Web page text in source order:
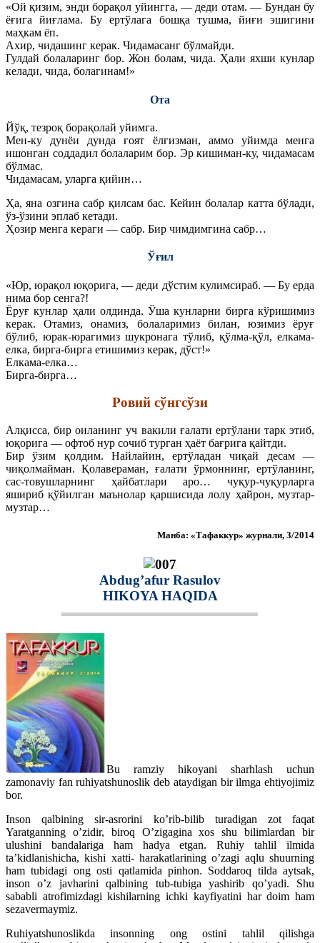
«Ой қизим, энди борақол уйингга, — деди отам. — Бундан бу
ёғига йиғлама. Бу ертўлага бошқа тушма, йиғи эшигини
маҳкам ёп.
Ахир, чидашинг керак. Чидамасанг бўлмайди.
Гулдай болаларинг бор. Жон болам, чида. Ҳали яхши кунлар
келади, чида, болагинам!»
Ота
Йўқ, тезроқ борақолай уйимга.
Мен-ку дунёи дунда ғоят ёлғизман, аммо уйимда менга
ишонган соддадил болаларим бор. Эр кишиман-ку, чидамасам
бўлмас.
Чидамасам, уларга қийин…
Ҳа, яна озгина сабр қилсам бас. Кейин болалар катта бўлади,
ўз-ўзини эплаб кетади.
Ҳозир менга кераги — сабр. Бир чимдимгина сабр…
Ўғил
«Юр, юрақол юқорига, — деди дўстим кулимсираб. — Бу ерда
нима бор сенга?!
Ёруғ кунлар ҳали олдинда. Ўша кунларни бирга кўришимиз
керак. Отамиз, онамиз, болаларимиз билан, юзимиз ёруғ
бўлиб, юрак-юрагимиз шукронага тўлиб, қўлма-қўл, елкама-
елка, бирга-бирга етишимиз керак, дўст!»
Елкама-елка…
Бирга-бирга…
Ровий сўнгсўзи
Алқисса, бир оиланинг уч вакили ғалати ертўлани тарк этиб,
юқорига — офтоб нур сочиб турган ҳаёт бағрига қайтди.
Бир ўзим қолдим. Найлайин, ертўладан чиқай десам —
чиқолмайман. Қолавераман, ғалати ўрмоннинг, ертўланинг,
сас-товушларнинг ҳайбатлари аро… чуқур-чуқурларга
яшириб қўйилган маънолар қаршисида лолу ҳайрон, музтар-
музтар…
Манба: «Тафаккур» журнали, 3/2014
Abdug’afur Rasulov
HIKOYA HAQIDA
Bu ramziy hikoyani sharhlash uchun
zamonaviy fan ruhiyatshunoslik deb ataydigan bir ilmga ehtiyojimiz
bor.
Inson qalbining sir-asrorini ko’rib-bilib turadigan zot faqat
Yaratganning o’zidir, biroq O’zigagina xos shu bilimlardan bir
ulushini bandalariga ham hadya etgan. Ruhiy tahlil ilmida
ta’kidlanishicha, kishi xatti- harakatlarining o’zagi aqlu shuurning
ham tubidagi ong osti qatlamida pinhon. Soddaroq tilda aytsak,
inson o’z javharini qalbining tub-tubiga yashirib qo’yadi. Shu
sababli atrofimizdagi kishilarning ichki kayfiyatini har doim ham
sezavermaymiz.
Ruhiyatshunoslikda insonning ong ostini tahlil qilishga